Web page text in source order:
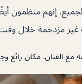
غير مزدحمة خلال وقت
الفنان. مكان رائع